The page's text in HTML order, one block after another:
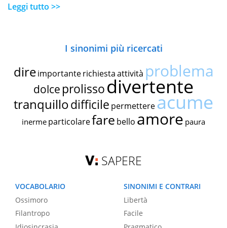
Leggi tutto >>
I sinonimi più ricercati
dire importante richiestaattività problema
dolce prolissodivertente
tranquillodifficile permettereacume
inerme particolarefare bello amore paura
SAPERE
VOCABOLARIO
Ossimoro
Filantropo
SINONIMI E CONTRARI
Libertà
Facile